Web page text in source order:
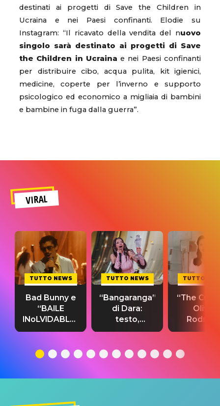
destinati ai progetti di Save the Children in
Ucraina e nei Paesi confinanti. Elodie su
Instagram: “Il ricavato della vendita del nuovo
singolo sarà destinato ai progetti di Save
the Children in Ucraina e nei Paesi confinanti
per distribuire cibo, acqua pulita, kit igienici,
medicine, coperte per l’inverno e supporto
psicologico ed economico a migliaia di bambini
e bambine in fuga dalla guerra”.
VIRAL
TUTTO NEWS
Bad Bunny e
“BAILE
INoLVIDABLE”:
testo,
significato
TUTTO NEWS
“Bangaranga”
di Dara:
testo,
traduzione e
del singolo
TUTTO
“The
Olivia
testo,